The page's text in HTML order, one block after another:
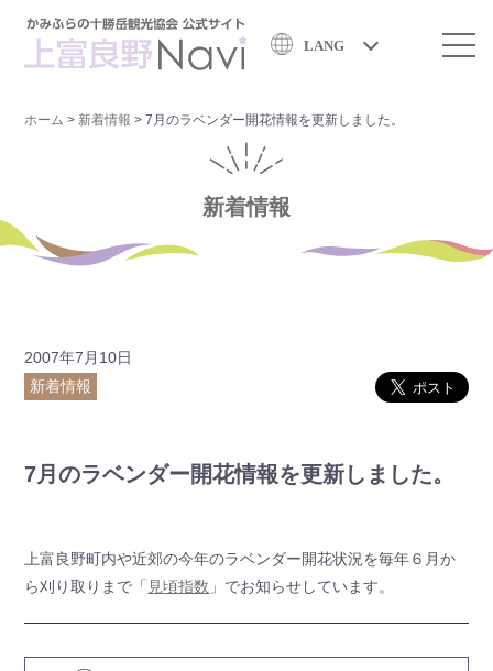
LANG
ホーム > 新着情報 >7月のラベンダー開花情報を更新しました。
新着情報
2007年7月10日
新着情報
7月のラベンダー開花情報を更新しました。
上富良野町内や近郊の今年のラベンダー開花状況を毎年６月か
ら刈り取りまで「 見頃指数 」でお知らせしています。